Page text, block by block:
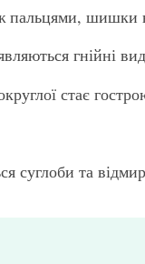
пальцями, шишки
гнійні
стає
суглоби та